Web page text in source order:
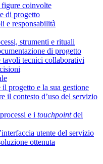
figure coinvolte
di progetto
e responsabilità
strumenti e rituali
di progetto
tavoli tecnici collaborativi
progetto e la sua gestione
il contesto d’uso del servizio
e i touchpointdel
utente del servizio
ottenuta